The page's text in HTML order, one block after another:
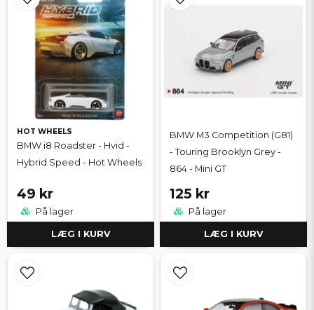
HOT WHEELS
BMW i8 Roadster - Hvid -
Hybrid Speed - Hot Wheels
49 kr
På lager
LÆG I KURV
BMW M3 Competition (G81)
- Touring Brooklyn Grey -
864 - Mini GT
125 kr
På lager
LÆG I KURV